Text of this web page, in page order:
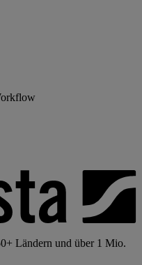
Ländern und über 1 Mio.